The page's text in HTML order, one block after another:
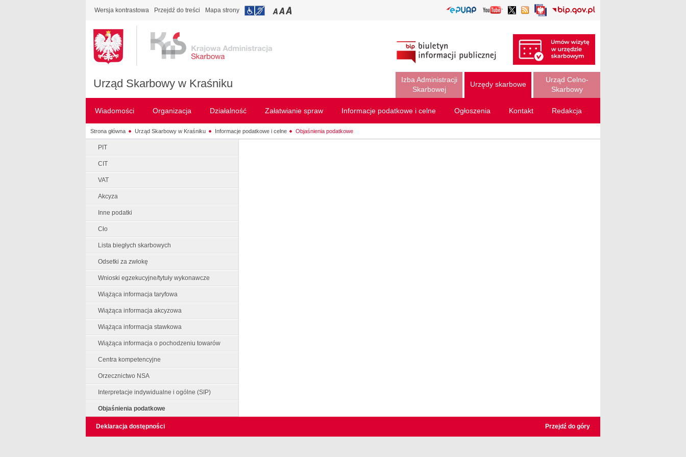
Wersja kontrastowa Przejdź do treści Mapa strony
Urząd Skarbowy w Kraśniku
Izba Administracji
Skarbowej
Urzędy skarbowe
Urząd Celno-
Skarbowy
Wiadomości Organizacja Działalność Załatwianie spraw Informacje podatkowe i celne Ogłoszenia Kontakt Redakcja
Strona główna Urząd Skarbowy w Kraśniku Informacje podatkowe i celne Objaśnienia podatkowe
PIT
CIT
VAT
Akcyza
Inne podatki
Cło
Lista biegłych skarbowych
Odsetki za zwłokę
Wnioski egzekucyjne/tytuły wykonawcze
Wiążąca informacja taryfowa
Wiążąca informacja akcyzowa
Wiążąca informacja stawkowa
Wiążąca informacja o pochodzeniu towarów
Centra kompetencyjne
Orzecznictwo NSA
Interpretacje indywidualne i ogólne (SIP)
Objaśnienia podatkowe
Deklaracja dostępności Przejdź do góry